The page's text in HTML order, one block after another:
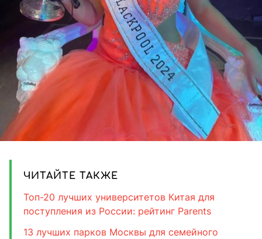
ЧИТАЙТЕ ТАКЖЕ
Топ-20 лучших университетов Китая для
поступления из России: рейтинг Parents
13 лучших парков Москвы для семейного